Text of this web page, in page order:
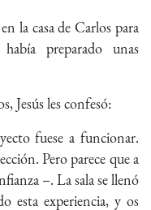
la casa de Carlos para
preparado unas
Jesús les confesó:
fuese a funcionar.
Pero parece que a
–. La sala se llenó
esta experiencia, y os